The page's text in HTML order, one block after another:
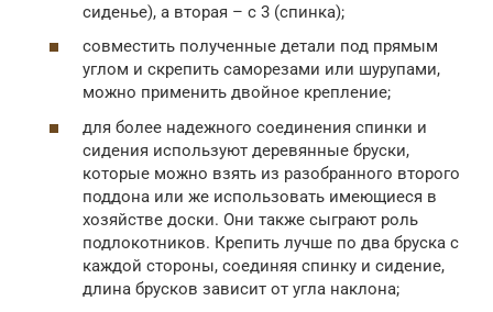
сиденье), а вторая – с 3 (спинка);
совместить полученные детали под прямым
углом и скрепить саморезами или шурупами,
можно применить двойное крепление;
для более надежного соединения спинки и
сидения используют деревянные бруски,
которые можно взять из разобранного второго
поддона или же использовать имеющиеся в
хозяйстве доски. Они также сыграют роль
подлокотников. Крепить лучше по два бруска с
каждой стороны, соединяя спинку и сидение,
длина брусков зависит от угла наклона;